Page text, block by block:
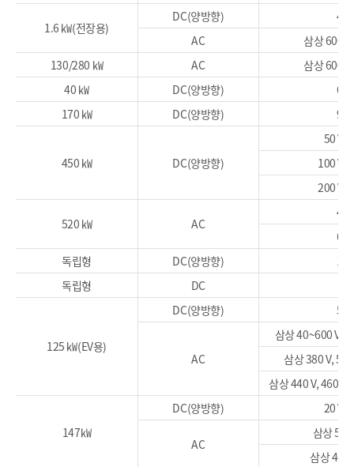
1.6 ㎾(전장용)
DC(양방향)
AC
삼상 600
130/280 ㎾
AC
삼상 600
40 ㎾
DC(양방향)
170 ㎾
DC(양방향)
450 ㎾ DC(양방향)
50
100
200
520 ㎾ AC
독립형
DC(양방향)
독립형
DC
125 ㎾(EV용)
DC(양방향)
AC
삼상 40~600 V,
삼상 380 V,
삼상 440 V, 460
147㎾
DC(양방향) 20
AC
삼상 50
삼상 400